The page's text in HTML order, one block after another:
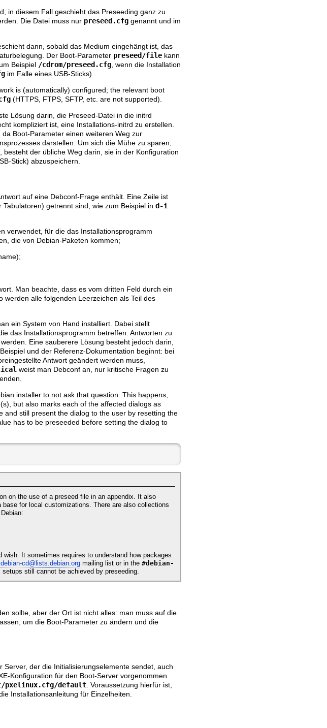
in diesem Fall geschieht das Preseeding ganz zu
Die Datei muss nur preseed.cfg genannt und im
dann, sobald das Medium eingehängt ist, das
Der Boot-Parameter preseed/file kann
Beispiel /cdrom/preseed.cfg , wenn die Installation
im Falle eines USB-Sticks).
is (automatically) configured; the relevant boot
(HTTPS, FTPS, SFTP, etc. are not supported).
Lösung darin, die Preseed-Datei in die initrd
kompliziert ist, eine Installations-initrd zu erstellen.
Boot-Parameter einen weiteren Weg zur
darstellen. Um sich die Mühe zu sparen,
der übliche Weg darin, sie in der Konfiguration
Stick) abzuspeichern.
auf eine Debconf-Frage enthält. Eine Zeile ist
getrennt sind, wie zum Beispiel in d-i
verwendet, für die das Installationsprogramm
die von Debian-Paketen kommen;
Man beachte, dass es vom dritten Feld durch ein
alle folgenden Leerzeichen als Teil des
ein System von Hand installiert. Dabei stellt
das Installationsprogramm betreffen. Antworten zu
Eine sauberere Lösung besteht jedoch darin,
und der Referenz-Dokumentation beginnt: bei
Antwort geändert werden muss,
weist man Debconf an, nur kritische Fragen zu
installer to not ask that question. This happens,
but also marks each of the affected dialogs as
and still present the dialog to the user by resetting the
has to be preseeded before setting the dialog to
on the use of a preseed file in an appendix. It also
for local customizations. There are also collections
It sometimes requires to understand how packages
debian-cd@lists.debian.org mailing list or in the #debian-
still cannot be achieved by preseeding.
sollte, aber der Ort ist nicht alles: man muss auf die
um die Boot-Parameter zu ändern und die
der die Initialisierungselemente sendet, auch
Konfiguration für den Boot-Server vorgenommen
pxelinux.cfg/default. Voraussetzung hierfür ist,
Installationsanleitung für Einzelheiten.